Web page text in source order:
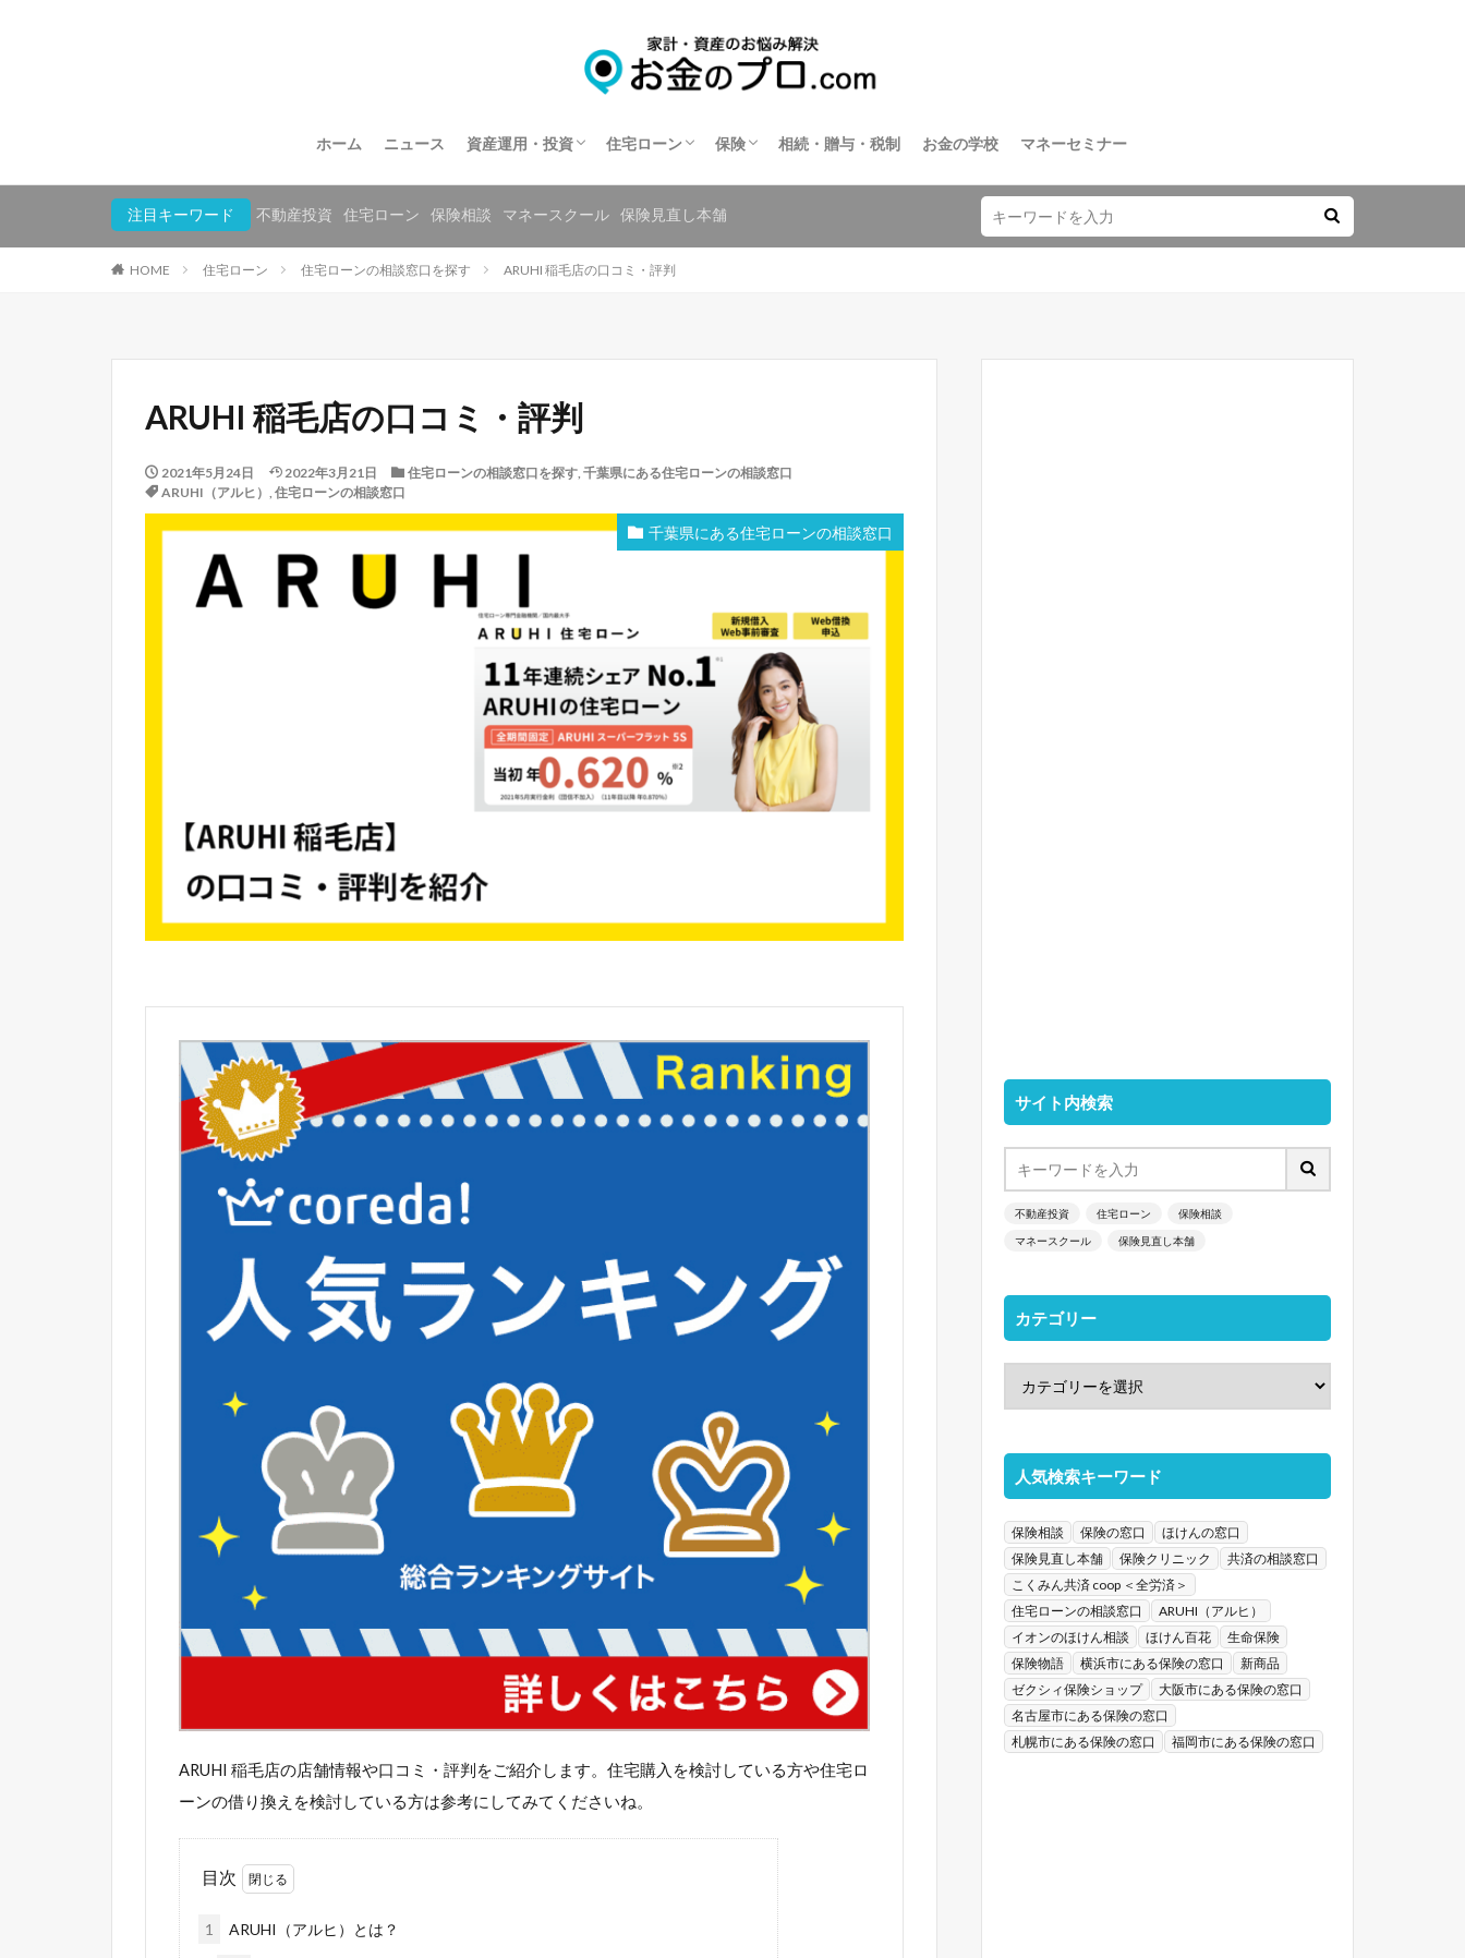
ホーム ニュース 資産運用・投資
不動産投資
住宅ローン
住宅ローン相談
住宅ローンの相談窓口を探す
保険
保険相談
保険の窓口を探す
共済の相談窓口を探す
相続・贈与・税制 お金の学校 マネーセミナー
注目キーワード 不動産投資 住宅ローン 保険相談 マネースクール 保険見直し本舗
HOME 住宅ローン 住宅ローンの相談窓口を探す ARUHI 稲毛店の口コミ・評判
ARUHI 稲毛店の口コミ・評判
2021年5月24日 2022年3月21日 住宅ローンの相談窓口を探す, 千葉県にある住宅ローンの相談窓口
ARUHI（アルヒ） , 住宅ローンの相談窓口
千葉県にある住宅ローンの相談窓口
ARUHI 稲毛店の店舗情報や口コミ・評判をご紹介します。住宅購入を検討している方や住宅ロ
ーンの借り換えを検討している方は参考にしてみてくださいね。
目次
1 ARUHI（アルヒ）とは？
サイト内検索
不動産投資 住宅ローン 保険相談
マネースクール 保険見直し本舗
カテゴリー
人気検索キーワード
保険相談 保険の窓口
ほけんの窓口
保険見直し本舗
保険クリニック
共済の相談窓口
こくみん共済 coop ＜全労済＞
住宅ローンの相談窓口
ARUHI（アルヒ）
イオンのほけん相談
ほけん百花
生命保険
保険物語
横浜市にある保険の窓口
新商品
ゼクシィ保険ショップ
大阪市にある保険の窓口
名古屋市にある保険の窓口
札幌市にある保険の窓口
福岡市にある保険の窓口